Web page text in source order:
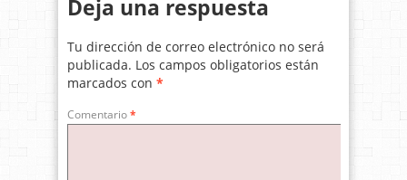
Deja una respuesta
Tu dirección de correo electrónico no será
publicada. Los campos obligatorios están
marcados con *
Comentario*